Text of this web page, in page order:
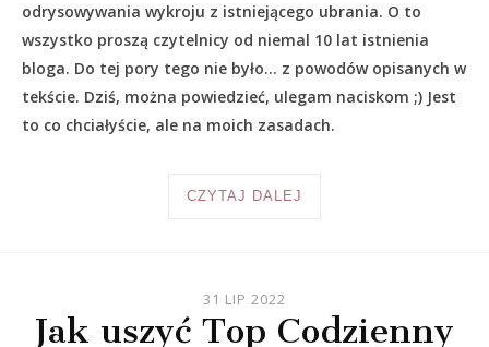
odrysowywania wykroju z istniejącego ubrania. O to
wszystko proszą czytelnicy od niemal 10 lat istnienia
bloga. Do tej pory tego nie było… z powodów opisanych w
tekście. Dziś, można powiedzieć, ulegam naciskom ;) Jest
to co chciałyście, ale na moich zasadach.
CZYTAJ DALEJ
31 LIP 2022
Jak uszyć Top Codzienny